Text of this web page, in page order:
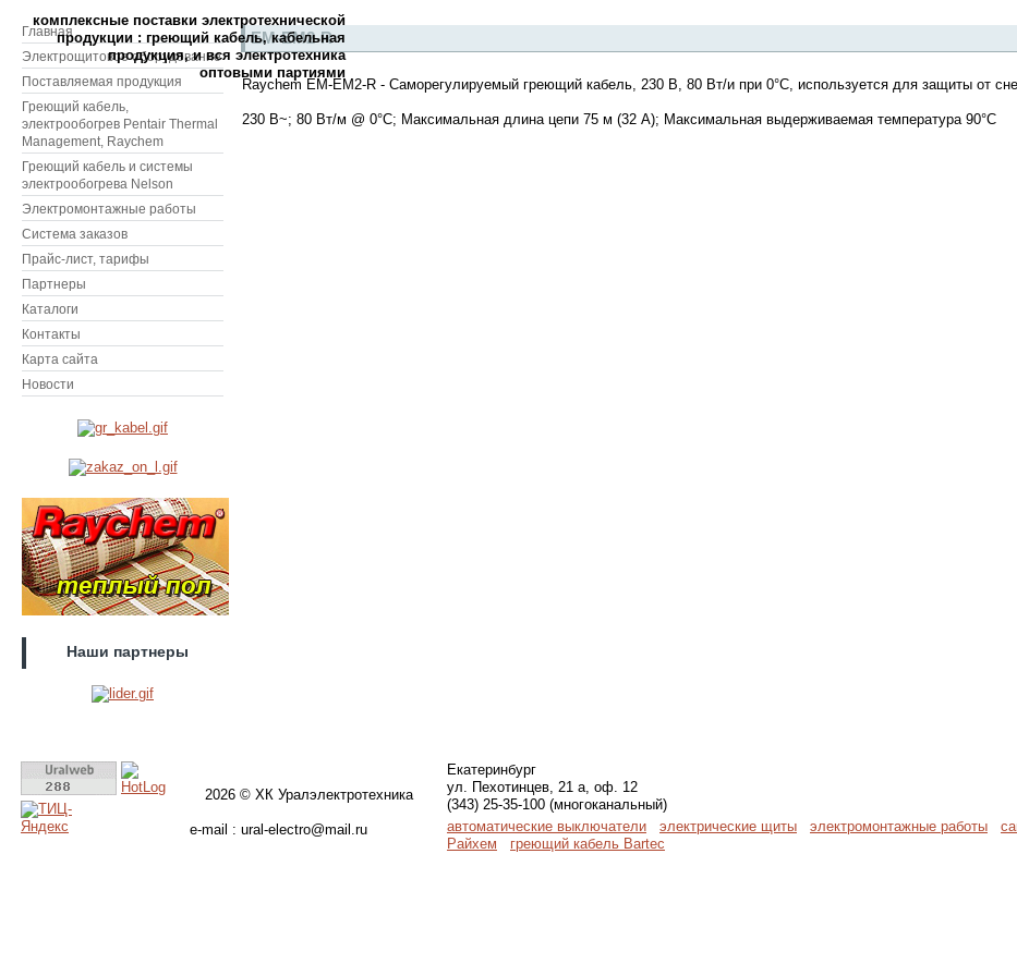
комплексные поставки электротехнической
продукции : греющий кабель, кабельная
продукция, и вся электротехника
оптовыми партиями
Главная
Электрощитовое оборудование
Поставляемая продукция
Греющий кабель,
электрообогрев Pentair Thermal
Management, Raychem
Греющий кабель и системы
электрообогрева Nelson
Электромонтажные работы
Система заказов
Прайс-лист, тарифы
Партнеры
Каталоги
Контакты
Карта сайта
Новости
Наши партнеры
EM-EM2-R
Raychem EM-EM2-R - Саморегулируемый греющий кабель, 230 В, 80 Вт/и при 0°C, используется для защиты от
230 В~; 80 Вт/м @ 0°C; Максимальная длина цепи 75 м (32 A); Максимальная выдерживаемая температура 90°C
2026 © ХК Уралэлектротехника
e-mail : ural-electro@mail.ru
Екатеринбург
ул. Пехотинцев, 21 а, оф. 12
(343) 25-35-100 (многоканальный)
автоматические выключатели
электрические щиты электромонтажные работы
Райхем
греющий кабель Bartec